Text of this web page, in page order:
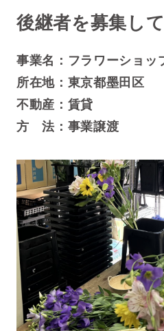
後継者を募集し
事業名：フラワーショッ
所在地：東京都墨田区
不動産：賃貸
方 法：事業譲渡